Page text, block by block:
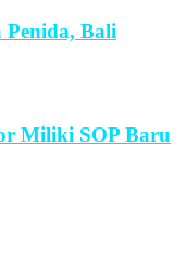
Penida, Bali
Miliki SOP Baru